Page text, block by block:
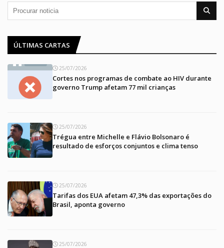
ÚLTIMAS CARTAS
25/07/2026
Cortes nos programas de combate ao HIV durante
governo Trump afetam 77 mil crianças
25/07/2026
Trégua entre Michelle e Flávio Bolsonaro é
resultado de esforços conjuntos e clima tenso
25/07/2026
Tarifas dos EUA afetam 47,3% das exportações do
Brasil, aponta governo
25/07/2026